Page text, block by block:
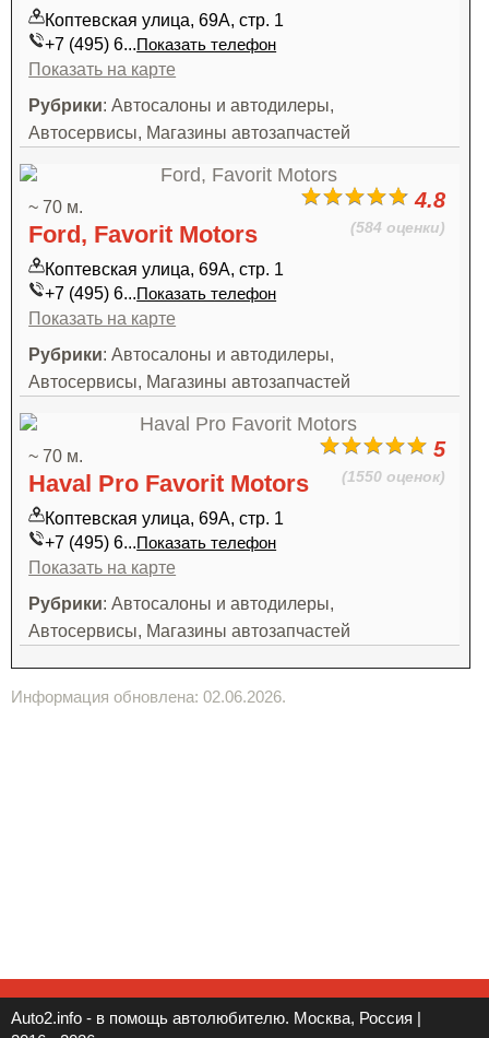
Коптевская улица, 69А, стр. 1
+7 (495) 6...Показать телефон
Показать на карте
Рубрики: Автосалоны и автодилеры,
Автосервисы, Магазины автозапчастей
4.8
(584 оценки)
~ 70 м.
Ford, Favorit Motors
Коптевская улица, 69А, стр. 1
+7 (495) 6...Показать телефон
Показать на карте
Рубрики: Автосалоны и автодилеры,
Автосервисы, Магазины автозапчастей
5
(1550 оценок)
~ 70 м.
Haval Pro Favorit Motors
Коптевская улица, 69А, стр. 1
+7 (495) 6...Показать телефон
Показать на карте
Рубрики: Автосалоны и автодилеры,
Автосервисы, Магазины автозапчастей
Информация обновлена: 02.06.2026.
Auto2.info - в помощь автолюбителю. Москва, Россия |